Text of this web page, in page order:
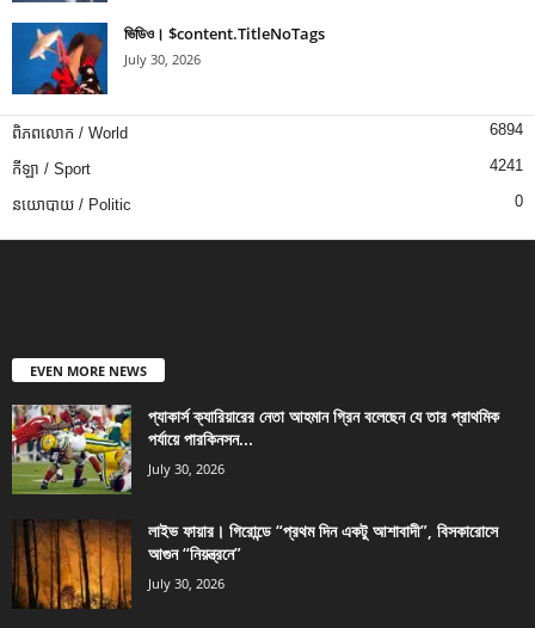
ভিডিও। $content.TitleNoTags
July 30, 2026
ពិភពលោក / World 6894
កីឡា / Sport 4241
នយោបាយ / Politic 0
EVEN MORE NEWS
প্যাকার্স ক্যারিয়ারের নেতা আহমান গ্রিন বলেছেন যে তার প্রাথমিক
পর্যায়ে পারকিনসন...
July 30, 2026
লাইভ ফায়ার। গিরোন্ডে “প্রথম দিন একটু আশাবাদী”, বিসকারোসে
আগুন “নিয়ন্ত্রনে”
July 30, 2026